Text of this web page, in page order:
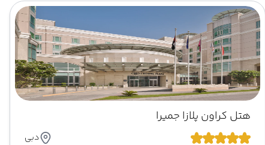
هتل کراون پلازا جمیرا
دبی